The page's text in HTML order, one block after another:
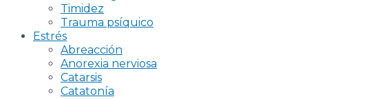
Timidez
Trauma psíquico
Estrés
Abreacción
Anorexia nerviosa
Catarsis
Catatonía